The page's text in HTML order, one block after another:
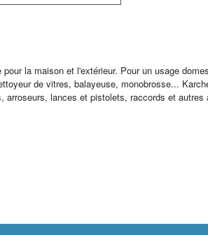
la maison et l'extérieur. Pour un usage
de vitres, balayeuse, monobrosse...
arroseurs, lances et pistolets, raccords et autres